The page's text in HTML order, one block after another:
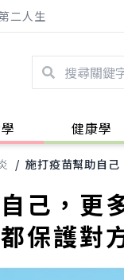
二人生
健康學
/ 施打疫苗幫助自
己，更
保護對